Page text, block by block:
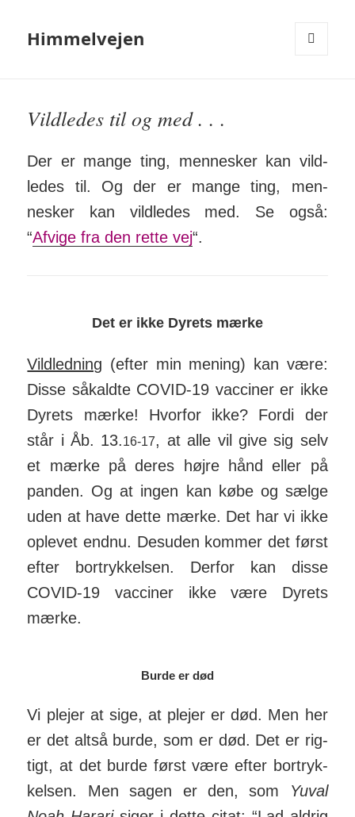
Himmelvejen
Vildledes til og med . . .
Der er mange ting, men­nesker kan vild­
ledes til. Og der er mange ting, men­
nesker kan vild­ledes med. Se også:
“Afvige fra den rette vej“.
Det er ikke Dyrets mærke
Vildledning (efter min mening) kan være:
Disse såkaldte COVID-19 vac­­ciner er ikke
Dyrets mærke! Hvorfor ikke? Fordi der
står i Åb. 13.16-17, at alle vil give sig selv
et mærke på deres højre hånd eller på
panden. Og at ingen kan købe og sælge
uden at have dette mærke. Det har vi ikke
op­levet endnu. Des­uden kommer det først
efter bort­ryk­kelsen. Derfor kan disse
COVID-19 vac­ciner ikke være Dyrets
mærke.
Burde er død
Vi plejer at sige, at plejer er død. Men her
er det altså burde, som er død. Det er rig­
tigt, at det burde først være efter bort­ryk­
kelsen. Men sagen er den, som
Yuval